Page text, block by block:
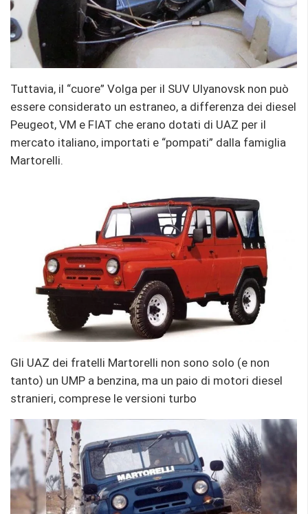
Tuttavia, il “cuore” Volga per il SUV Ulyanovsk non può
essere considerato un estraneo, a differenza dei diesel
Peugeot, VM e FIAT che erano dotati di UAZ per il
mercato italiano, importati e “pompati” dalla famiglia
Martorelli.
Gli UAZ dei fratelli Martorelli non sono solo (e non
tanto) un UMP a benzina, ma un paio di motori diesel
stranieri, comprese le versioni turbo